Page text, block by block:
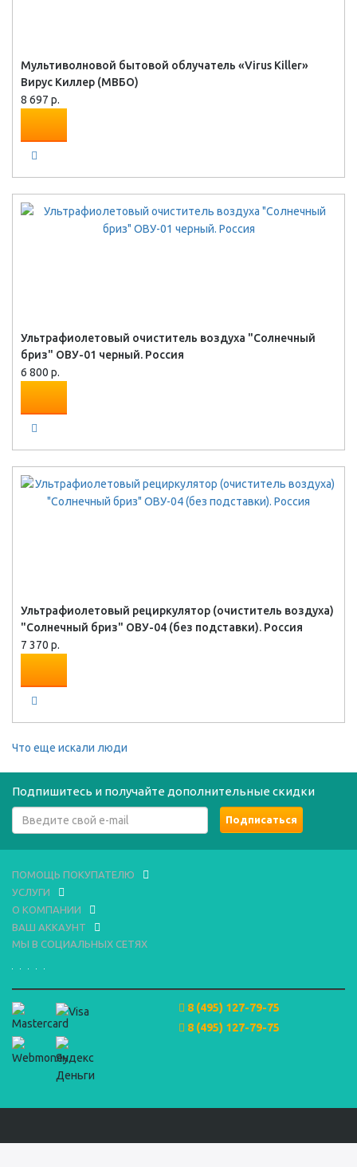
Мультиволновой бытовой облучатель «Virus Killer»
Вирус Киллер (МВБО)
8 697 р.
Ультрафиолетовый очиститель воздуха "Солнечный
бриз" ОВУ-01 черный. Россия
6 800 р.
Ультрафиолетовый рециркулятор (очиститель воздуха)
"Солнечный бриз" ОВУ-04 (без подставки). Россия
7 370 р.
Что еще искали люди
Подпишитесь и получайте дополнительные скидки
ПОМОЩЬ ПОКУПАТЕЛЮ
УСЛУГИ
О КОМПАНИИ
ВАШ АККАУНТ
МЫ В СОЦИАЛЬНЫХ СЕТЯХ
8 (495) 127-79-75
8 (495) 127-79-75